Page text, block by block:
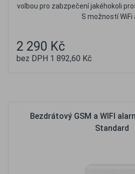
volbou pro zabzpečení jakéhokoli
S možností WiFi
2 290 Kč
bez DPH 1 892,60 Kč
Bezdrátový GSM a WIFI
Standard